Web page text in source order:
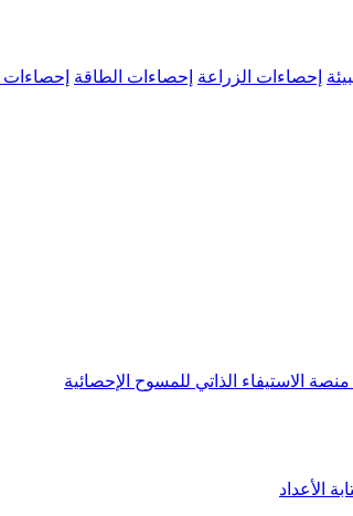
إحصاءات الزراعة إحصاءات الطاقة إحصاءات
منصة الاستيفاء الذاتي للمسوح الإحصائية
الأعداد